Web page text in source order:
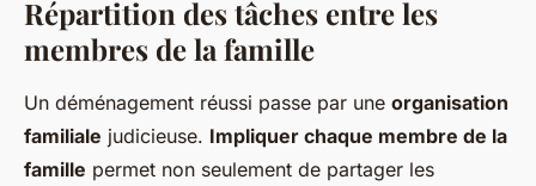
Répartition des tâches entre les
membres de la famille
Un déménagement réussi passe par une organisation
familiale judicieuse. Impliquer chaque membre de la
famille permet non seulement de partager les